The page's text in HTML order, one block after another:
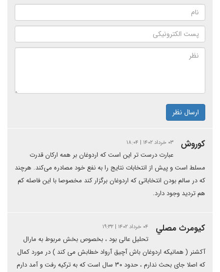
ارسال نظر
کوروش ۰۳ خرداد ۱۴۰۲ | ۱۸:۰۴
عبارت درست تر این است که اردوغان بر همه ارکان قدرت
مسلط است و پیش از انتخابات نتایج را به نفع خود مصادره می‌کند. هرچند
که در سالم بودن انتخاباتی که اردوغان برگزار کند مخصوصا با این فاصله کم
هم تردید وجود دارد.
كيومرث مصلي ۰۴ خرداد ۱۴۰۲ | ۱۹:۳۲
تحلیل عالی بود ، بخصوص بخش مربوط به مارال
آکشنر ( همانیکه اردوغان باش آچیق آرواد خطابش می کند ) در مورد کمال
که اصلا جای بحث ندارم ، حدود ۳۰ سال است که به ترکیه رفت و آمد دارم